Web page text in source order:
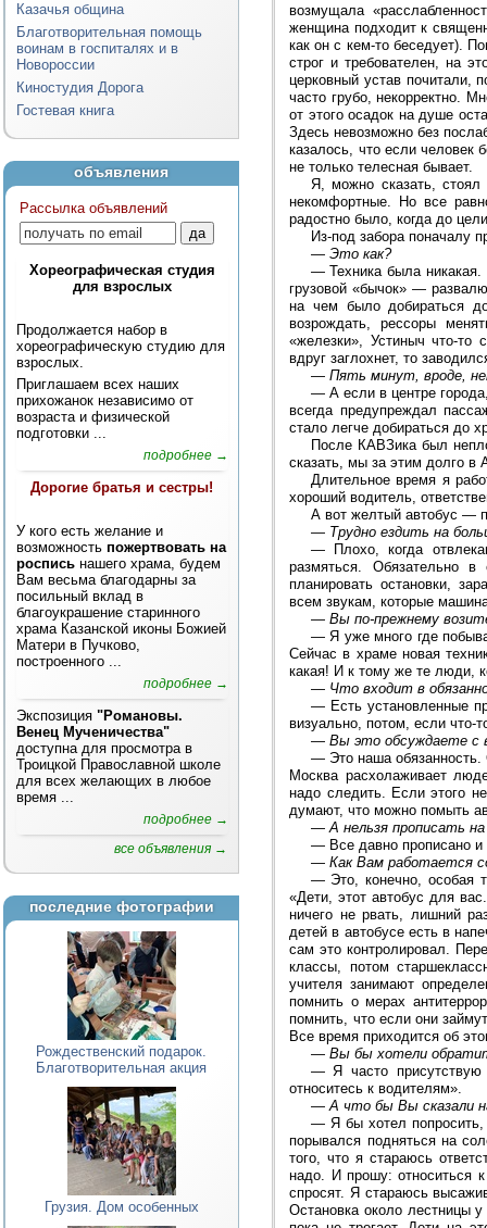
Казачья община
Благотворительная помощь
воинам в госпиталях и в
Новороссии
Киностудия Дорога
Гостевая книга
объявления
Рассылка объявлений
Хореографическая студия
для взрослых
Продолжается набор в
хореографическую студию для
взрослых.
Приглашаем всех наших
прихожанок независимо от
возраста и физической
подготовки ...
подробнее →
Дорогие братья и сестры!
У кого есть желание и
возможность пожертвовать на
роспись нашего храма, будем
Вам весьма благодарны за
посильный вклад в
благоукрашение старинного
храма Казанской иконы Божией
Матери в Пучково,
построенного ...
подробнее →
Экспозиция "Романовы.
Венец Мученичества"
доступна для просмотра в
Троицкой Православной школе
для всех желающих в любое
время ...
подробнее →
все объявления →
последние фотографии
Рождественский подарок.
Благотворительная акция
Грузия. Дом особенных
возмущала
женщина подходит к
как он с кем-то беседует).
строг и требователен, на
церковный устав почитали,
часто грубо, некорректно.
от этого осадок на душе
Здесь невозможно без
казалось, что если
не только телесная бывает.
Я, можно сказать, стоял
некомфортные. Но все
радостно было, когда до
Из-под забора поначалу
— Это как?
—Техника была
грузовой «бычок» —
на чем было добираться
возрождать, рессоры
«железки», Устиныч что-
вдруг заглохнет, то
— Пять минут, вроде,
— А если в центре
всегда предупреждал
стало легче добираться до
После КАВЗика был
сказать, мы за этим долго в
Длительное время я
хороший водитель,
А вот желтый автобус —
— Трудно ездить на
—
Плохо, когда
размяться. Обязательно в
планировать остановки,
всем звукам, которые
— Вы по-прежнему
—Я уже много где
Сейчас в храме новая
какая! И к тому же те люди,
— Что входит в
— Есть установленные
визуально, потом, если что-
— Вы это обсуждаете с
— Это наша
Москва расхолаживает
надо следить. Если этого
думают, что можно помыть
—А нельзя прописать
— Все давно прописано
— Как Вам работается
— Это, конечно, особая
«Дети, этот автобус для
ничего не рвать, лишний
детей в автобусе есть в
сам это контролировал.
классы, потом
учителя занимают
помнить о мерах
помнить, что если они
Все время приходится об
— Вы бы хотели
—Я часто
относитесь к водителям».
—А что бы Вы сказали
— Я бы хотел
порывался подняться на
того, что я стараюсь
надо. И прошу: относиться
спросят. Я стараюсь
Остановка около лестницы